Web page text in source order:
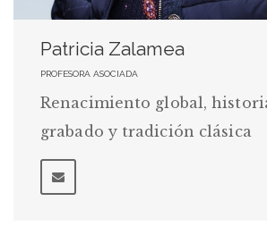
Patricia Zalamea
PROFESORA ASOCIADA
Renacimiento global,
grabado y tradición clásica